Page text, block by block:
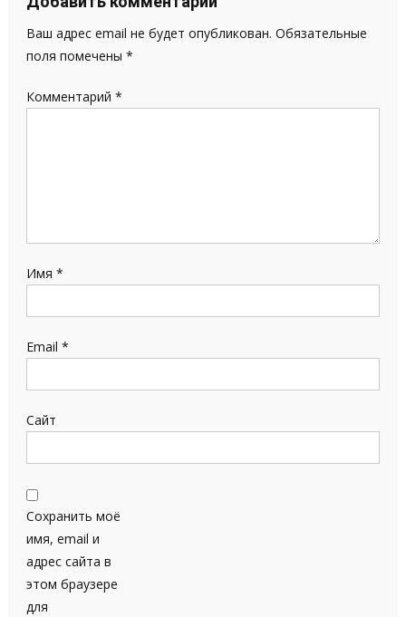
Ваш адрес email не будет опубликован. Обязательные
поля помечены *
Комментарий *
Имя *
Email *
Сайт
Сохранить моё
имя, email и
адрес сайта в
этом браузере
для